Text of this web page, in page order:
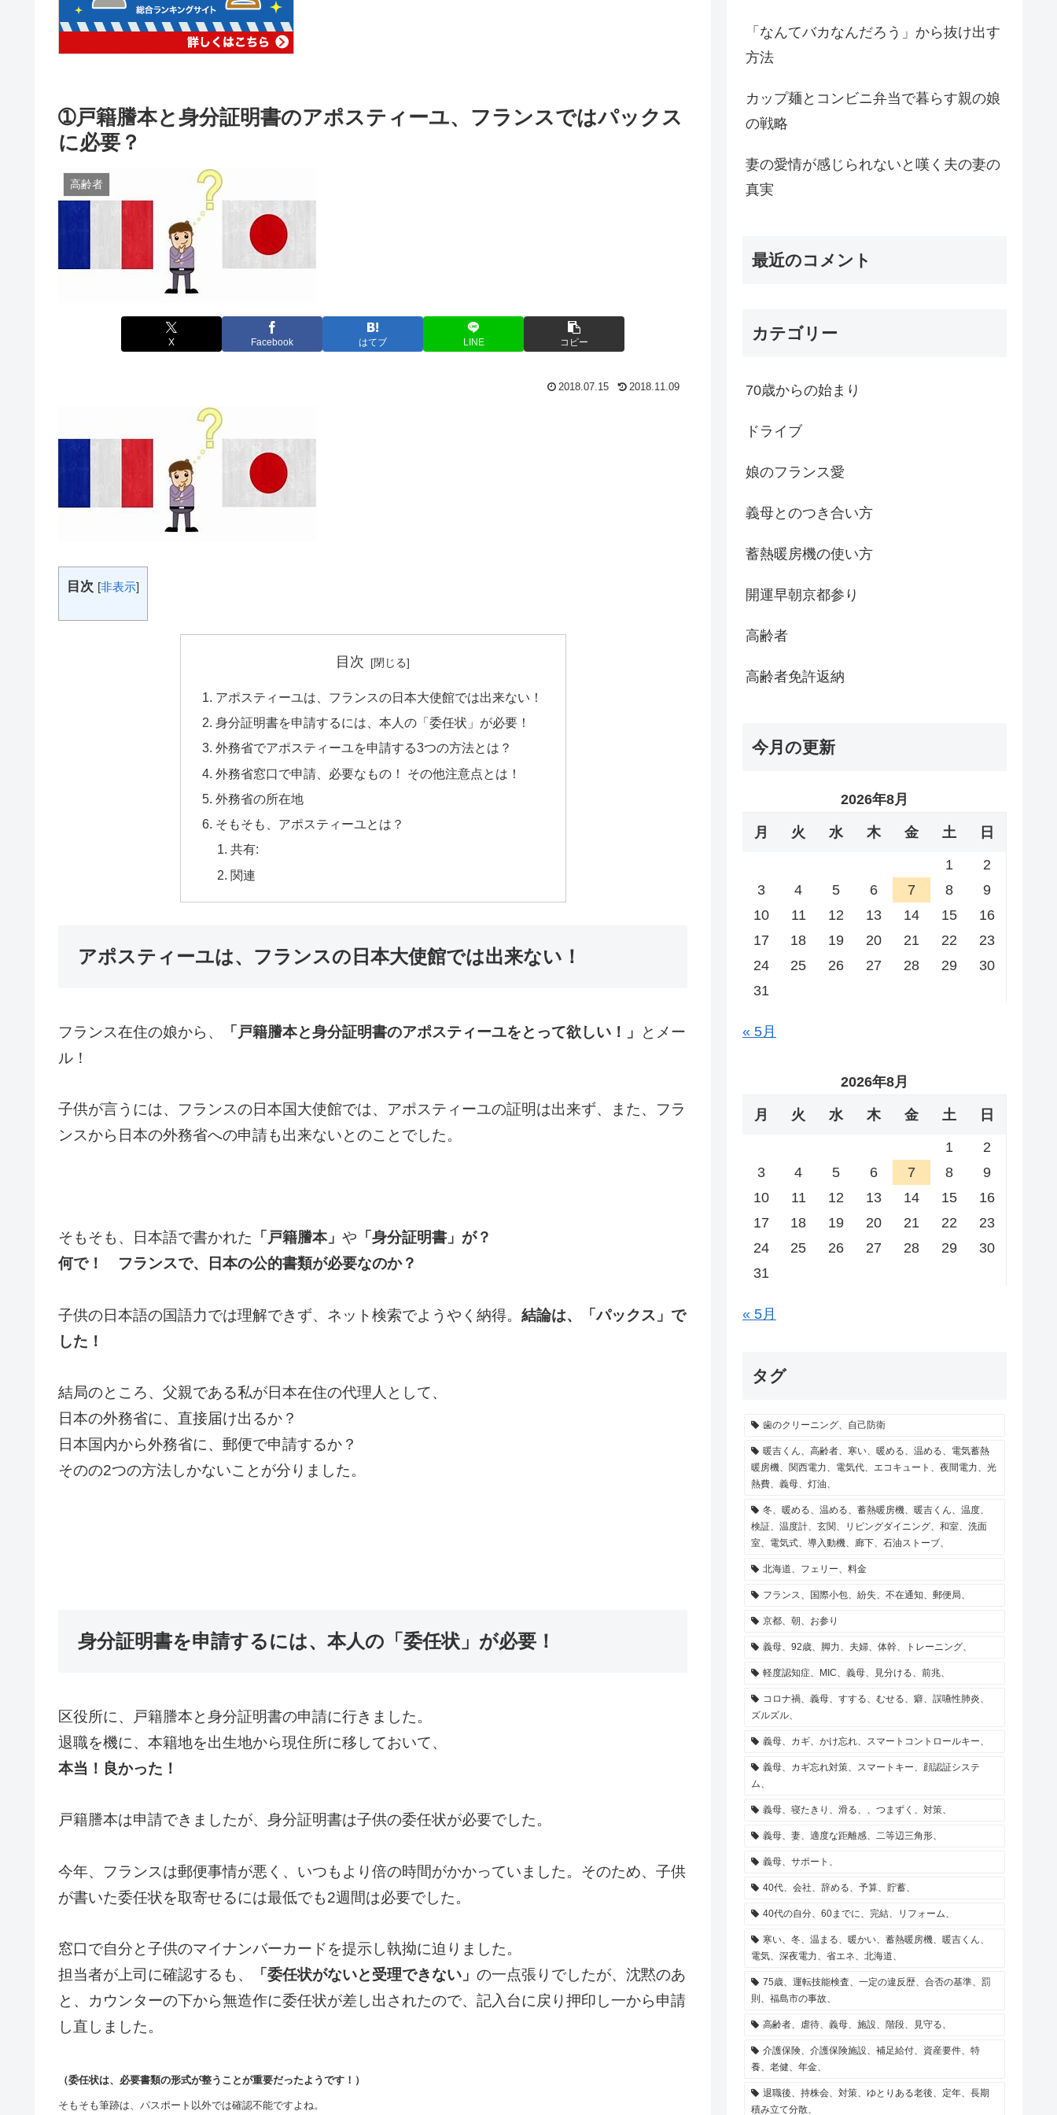
➀戸籍謄本と身分証明書のアポスティーユ、フランスではパックス
に必要？
高齢者
X Facebook はてブ LINE コピー
2018.07.15 2018.11.09
目次 [非表示]
目次
アポスティーユは、フランスの日本大使館では出来ない！
身分証明書を申請するには、本人の「委任状」が必要！
外務省でアポスティーユを申請する3つの方法とは？
外務省窓口で申請、必要なもの！ その他注意点とは！
外務省の所在地
そもそも、アポスティーユとは？
共有:
関連
アポスティーユは、フランスの日本大使館では出来ない！
フランス在住の娘から、 「戸籍謄本と身分証明書のアポスティーユをとって欲しい！」
とメー
ル！
子供が言うには、フランスの日本国大使館では、アポスティーユの証明は出来ず、
また、フラ
ンスから日本の外務省への申請も出来ないとのことでした。
そもそも、日本語で書かれた 「戸籍謄本」 や 「身分証明書」が？
何で！ フランスで、
日本の公的書類が必要なのか？
子供の日本語の国語力では理解できず、ネット検索でようやく納得。 結論は、「パックス」で
した！
結局のところ、父親である私が日本在住の代理人として、
日本の外務省に、直接届け出るか？
日本国内から外務省に、郵便で申請するか？
そのの2つの方法しかないことが分りました。
身分証明書を申請するには、本人の「委任状」が必要！
区役所に、戸籍謄本と身分証明書の申請に行きました。
退職を機に、本籍地を出生地から現住所に移しておいて、
本当！良かった！
戸籍謄本は申請できましたが、身分証明書は子供の委任状が必要でした。
今年、フランスは郵便事情が悪く、いつもより倍の時間がかかっていました。 そのため、子供
が書いた委任状を取寄せるには最低でも2週間は必要でした。
窓口で自分と子供のマイナンバーカードを提示し執拗に迫りました。
担当者が上司に確認するも、
「委任状がないと受理できない」 の一点張りでしたが、 沈黙のあ
と、カウンターの下から無造作に委任状が差し出されたので、記入台に戻り押印し一から申請
し直しました。
（委任状は、必要書類の形式が整うことが重要だったようです！）
そもそも筆跡は、パスポート以外では確認不能ですよね。
「なんてバカなんだろう」から抜け出す
方法
カップ麺とコンビニ弁当で暮らす親の娘
の戦略
妻の愛情が感じられないと嘆く夫の妻の
真実
最近のコメント
カテゴリー
70歳からの始まり
ドライブ
娘のフランス愛
義母とのつき合い方
蓄熱暖房機の使い方
開運早朝京都参り
高齢者
高齢者免許返納
今月の更新
2026年8月
月 火 水 木 金 土 日
1
2
3
4 5 6 7 8
9
10
11 12 13 14 15
16
17
18 19 20 21 22
23
24
25 26 27 28 29
30
31
« 5月
2026年8月
月 火 水 木 金 土 日
1
2
3
4 5 6 7 8
9
10
11 12 13 14 15
16
17
18 19 20 21 22
23
24
25 26 27 28 29
30
31
« 5月
タグ
歯のクリーニング、自己防衛
暖吉くん、高齢者、寒い、暖める、温める、電気蓄熱
暖房機、関西電力、電気代、エコキュート、夜間電力、光
熱費、義母、灯油、
冬、暖める、温める、蓄熱暖房機、暖吉くん、温度、
検証、温度計、玄関、リビングダイニング、和室、洗面
室、電気式、導入動機、廊下、石油ストーブ、
北海道、フェリー、料金
フランス、国際小包、紛失、不在通知、郵便局、
京都、朝、お参り
義母、92歳、脚力、夫婦、体幹、トレーニング、
軽度認知症、MIC、義母、見分ける、前兆、
コロナ禍、義母、すする、むせる、癖、誤嚥性肺炎、
ズルズル、
義母、カギ、かけ忘れ、スマートコントロールキー、
義母、カギ忘れ対策、スマートキー、顔認証システ
ム、
義母、寝たきり、滑る、、つまずく、対策、
義母、妻、適度な距離感、二等辺三角形、
義母、サポート、
40代、会社、辞める、予算、貯蓄、
40代の自分、60までに、完結、リフォーム、
寒い、冬、温まる、暖かい、蓄熱暖房機、暖吉くん、
電気、深夜電力、省エネ、北海道、
75歳、運転技能検査、一定の違反歴、合否の基準、罰
則、福島市の事故、
高齢者、虐待、義母、施設、階段、見守る、
介護保険、介護保険施設、補足給付、資産要件、特
養、老健、年金、
退職後、持株会、対策、ゆとりある老後、定年、長期
積み立て分散、